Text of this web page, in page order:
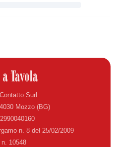
Surl
Mozzo (BG)
n. 8 del 25/02/2009
n. 10548